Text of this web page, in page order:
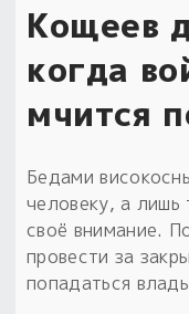
Кощеев
когда
мчится
Бедами
человеку, а
своё внимание.
провести за
попадаться